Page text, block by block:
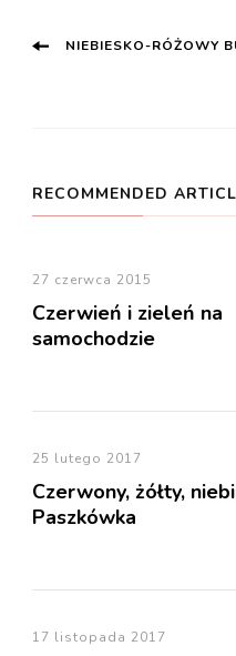
Post
NIEBIESKO-RÓŻOWY
RECOMMENDED
27 czerwca 2015
Czerwień i zieleń na
samochodzie
25 lutego 2017
Czerwony, żółty,
Paszkówka
17 listopada 2017